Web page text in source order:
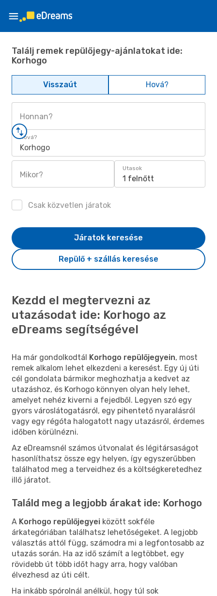
Találj remek repülőjegy-ajánlatokat ide:
Korhogo
Visszaút Hová?
Honnan?
Hová?
Korhogo
Mikor?
Utasok
1 felnőtt
Csak közvetlen járatok
Repülő + szállás keresése
Járatok keresése
Kezdd el megtervezni az
utazásodat ide: Korhogo az
eDreams segítségével
Ha már gondolkodtál Korhogo repülőjegyein, most
remek alkalom lehet elkezdeni a keresést. Egy új úti
cél gondolata bármikor meghozhatja a kedvet az
utazáshoz, és Korhogo könnyen olyan hely lehet,
amelyet nehéz kiverni a fejedből. Legyen szó egy
gyors városlátogatásról, egy pihentető nyaralásról
vagy egy régóta halogatott nagy utazásról, érdemes
időben körülnézni.
Az eDreamsnél számos útvonalat és légitársaságot
hasonlíthatsz össze egy helyen, így egyszerűbben
találhatod meg a terveidhez és a költségkeretedhez
illő járatot.
Találd meg a legjobb árakat ide: Korhogo
A Korhogo repülőjegyei között sokféle
árkategóriában találhatsz lehetőségeket. A legjobb
választás attól függ, számodra mi a legfontosabb az
utazás során. Ha az idő számít a legtöbbet, egy
rövidebb út több időt hagy arra, hogy valóban
élvezhesd az úti célt.
Ha inkább spórolnál anélkül, hogy túl sok